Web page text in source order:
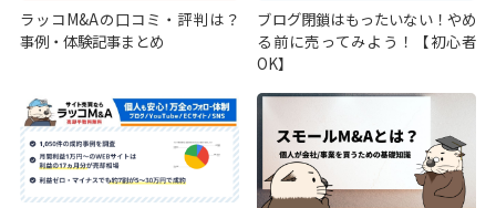
ラッコM&Aの口コミ・評判は？
事例・体験記事まとめ
ブログ閉鎖はもったいない！やめ
る前に売ってみよう！【初心者
OK】